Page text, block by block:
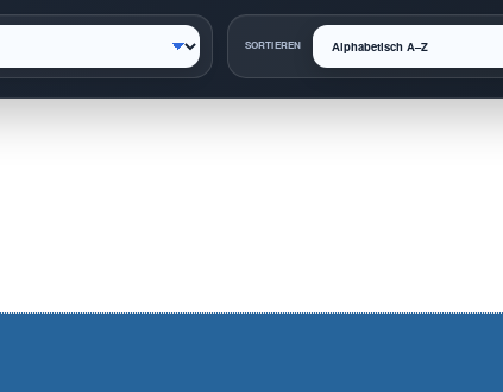
SORTIEREN